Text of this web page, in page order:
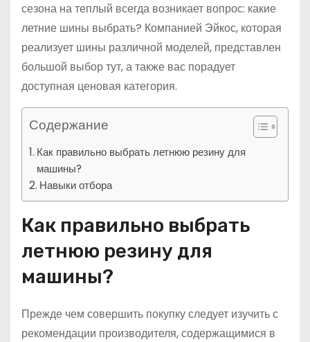
сезона на теплый всегда возникает вопрос: какие
летние шины выбрать? Компанией Эйкос, которая
реализует шины различной моделей, представлен
большой выбор тут, а также вас порадует
доступная ценовая категория.
Содержание
Как правильно выбрать летнюю резину для
машины?
Навыки отбора
Как правильно выбрать
летнюю резину для
машины?
Прежде чем совершить покупку следует изучить с
рекомендации производителя, содержащимися в